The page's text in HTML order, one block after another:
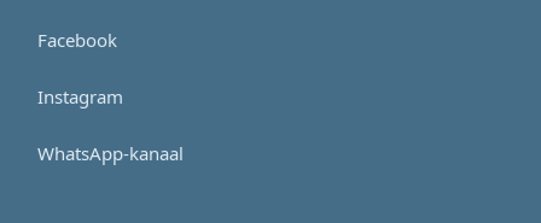
Facebook
Instagram
WhatsApp-kanaal